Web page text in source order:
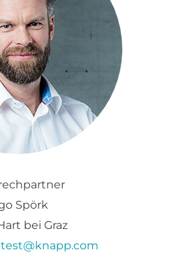
Spörk
bei Graz